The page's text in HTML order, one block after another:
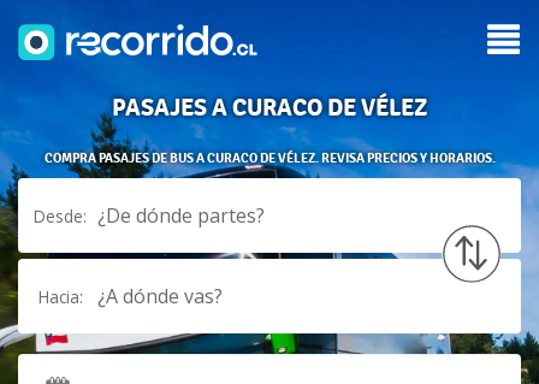
PASAJES A CURACO DE VÉLEZ
COMPRA PASAJES DE BUS A CURACO DE VÉLEZ. REVISA PRECIOS Y HORARIOS.
Desde: ¿De dónde partes?
Hacia: ¿A dónde vas?